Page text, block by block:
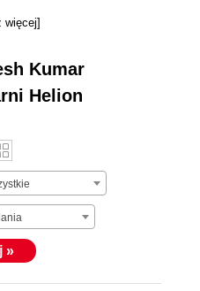
więcej]
Kumar
Helion
»